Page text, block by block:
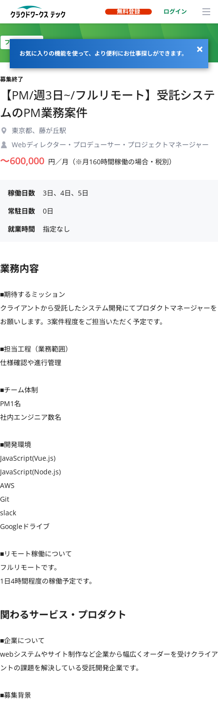
無料登録 ログイン
お気に入りの機能を使って、より便利にお仕事探しができます。
フルリモート
募集終了
【PM/週3日~/フルリモート】受託システ
ムのPM業務案件
東京都、藤が丘駅
Webディレクター・プロデューサー・プロジェクトマネージャー
〜600,000 円／月（※月160時間稼働の場合・税別）
稼働日数
3日、4日、5日
常駐日数
0日
就業時間
指定なし
業務内容
■期待するミッション
クライアントから受託したシステム開発にてプロダクトマネージャーを
お願いします。3案件程度をご担当いただく予定です。
■担当工程（業務範囲）
仕様確認や進行管理
■チーム体制
PM1名
社内エンジニア数名
■開発環境
JavaScript(Vue.js)
JavaScript(Node.js)
AWS
Git
slack
Googleドライブ
■リモート稼働について
フルリモートです。
1日4時間程度の稼働予定です。
関わるサービス・プロダクト
■企業について
webシステムやサイト制作など企業から幅広くオーダーを受けクライア
ントの課題を解決している受託開発企業です。
■募集背景